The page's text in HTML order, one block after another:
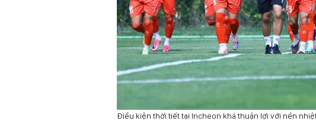
Điều kiện thời tiết tại Incheon khá thuận lợi với nền